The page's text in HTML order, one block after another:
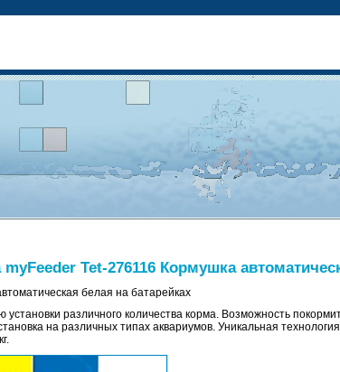
Tet-276116 Кормушка
белая на батарейках
установки различного количества корма. Возможность
на различных типах аквариумов. Уникальная